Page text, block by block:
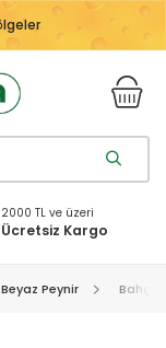
2000 TL ve üzeri
Ücretsiz Kargo
Beyaz Peynir